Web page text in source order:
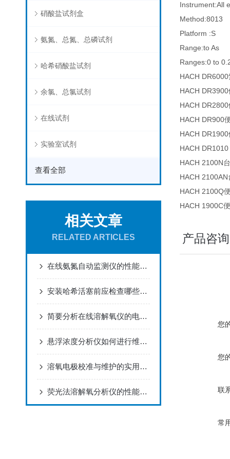
硝酸盐试剂盒
氨氮、总氮、总磷试剂
哈希硝酸盐试剂
余氯、总氯试剂
在线试剂
实验室试剂
查看全部
相关文章
RELATED ARTICLES
在线氨氮自动监测仪的性能特点
安装哈希活塞前应检查哪些内容？
简要分析在线溶解氧仪的电极维护方法
悬浮浓度分析仪如何进行维护和保养？
溶氧电极校准与维护的实用指南
荧光法溶解氧分析仪的性能特点
Instrument:All
Method:8013
Platform :S
Range:to As
Ranges:0 to
HACH
HACH
HACH
HACH DR900
HACH
HACH
HACH 2100N
HACH
HACH 2100Q
HACH 1900C
产品咨询
您
您
联
常